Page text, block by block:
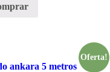
Oferta!
ankara 5 metros